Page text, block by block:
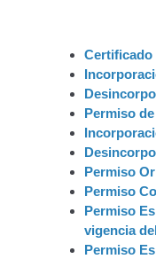
Oficinas a Nivel
Otorgamiento
Pago Electrónico
Registro
Registro Original
Certificado
Permiso
Permiso
Permiso
Permiso
vigencia
Permiso